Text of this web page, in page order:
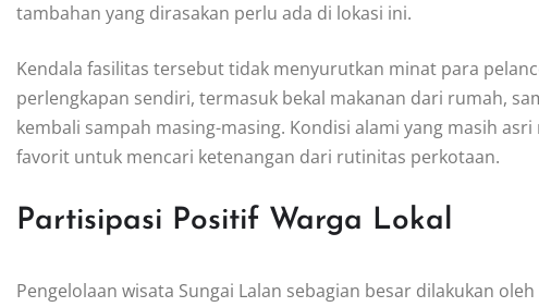
tambahan yang dirasakan perlu ada di lokasi ini.
Kendala fasilitas tersebut tidak menyurutkan minat para
perlengkapan sendiri, termasuk bekal makanan dari rumah,
kembali sampah masing-masing. Kondisi alami yang masih
favorit untuk mencari ketenangan dari rutinitas perkotaan.
Partisipasi Positif Warga Lokal
Pengelolaan wisata Sungai Lalan sebagian besar dilakukan